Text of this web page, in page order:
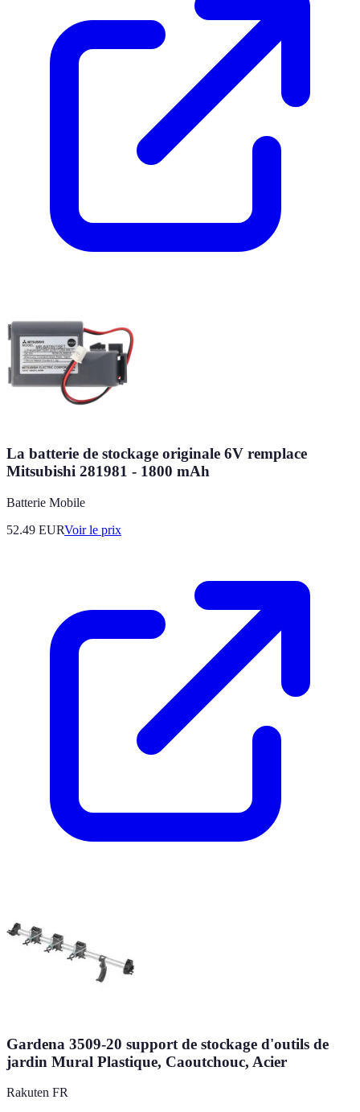
La batterie de stockage originale 6V remplace
Mitsubishi 281981 - 1800 mAh
Batterie Mobile
52.49 EURVoir le prix
Gardena 3509-20 support de stockage d'outils de
jardin Mural Plastique, Caoutchouc, Acier
Rakuten FR